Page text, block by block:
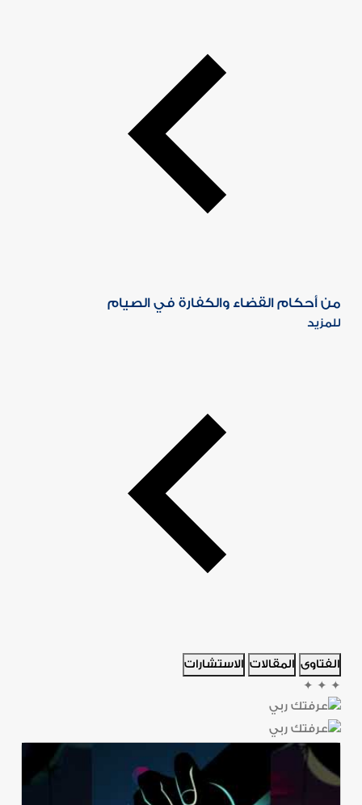
من أحكام القضاء والكفارة في الصيام
للمزيد
الفتاوى المقالات الاستشارات
✦
✦
✦